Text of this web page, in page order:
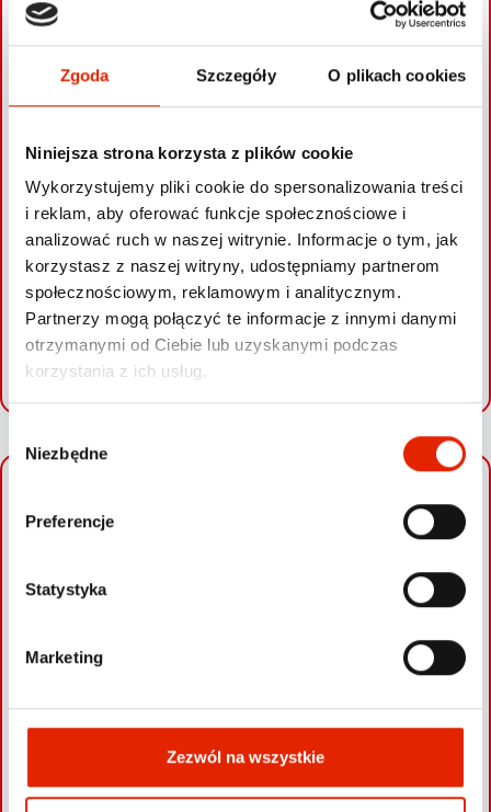
Zgoda Szczegóły O plikach cookies
Niniejsza strona korzysta z plików cookie
Wykorzystujemy pliki cookie do spersonalizowania treści
i reklam, aby oferować funkcje społecznościowe i
analizować ruch w naszej witrynie. Informacje o tym, jak
korzystasz z naszej witryny, udostępniamy partnerom
społecznościowym, reklamowym i analitycznym.
Partnerzy mogą połączyć te informacje z innymi danymi
otrzymanymi od Ciebie lub uzyskanymi podczas
korzystania z ich usług.
y
Niezbędne
Preferencje
Statystyka
Marketing
Zezwól na wszystkie
ustalili dokładnie, na której posesji i w którym jej miejscu
zaparkowana została koparko-ładowarka. W sumie
zlokalizowanie i odnalezienie trwało zaledwie 1,5 godziny.
Sprzęt budowlany skradziono w Sochaczewie. „Zgubę”
odnaleziono w jednej z miejscowości w województwie
mazowieckim. Po wskazaniu miejsca, w którym znajduje się
czynności mające na celu ustalenie sprawców przestępstwa.
użyciu ciągnika siodłowego i lawety. Właściciel pojazdu
poinformował załogę GGS, że w oponach pojazdu brakowało
powietrza, co uniemożliwiałoby złodziejom odjechanie JCB 3
CX na własnych kołach.
SPRAWDŹ SWOJE AUTO